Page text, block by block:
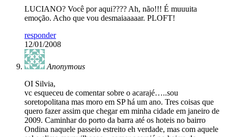
LUCIANO? Você por aqui???? Ah, não!!! É muuuita
emoção. Acho que vou desmaiaaaaar. PLOFT!
responder
12/01/2008
Anonymous
OI Silvia,
vc esqueceu de comentar sobre o acarajé…..sou
soretopolitana mas moro em SP há um ano. Tres coisas que
quero fazer assim que chegar em minha cidade em janeiro de
2009. Caminhar do porto da barra até os hoteis no bairro
Ondina naquele passeio estreito eh verdade, mas com aquele